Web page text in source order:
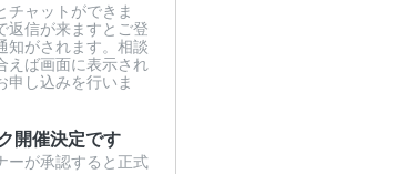
チャットができま
返信が来ますとご登
知がされます。相談
えば画面に表示され
申し込みを行いま
開催決定です
ーが承認すると正式